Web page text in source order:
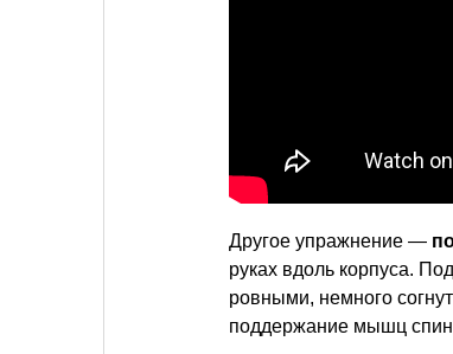
Другое упражнение —
руках вдоль корпуса.
ровными, немного
поддержание мышц